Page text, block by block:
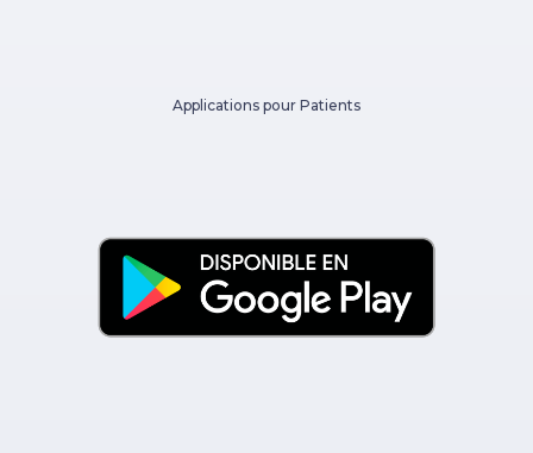
Applications pour Patients